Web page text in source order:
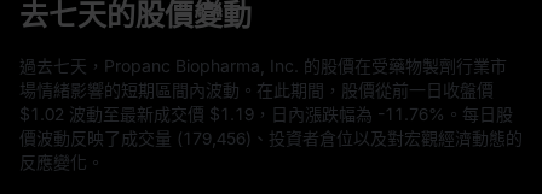
去七天的股價變動
過去七天，Propanc Biopharma, Inc. 的股價在受藥物製劑行業市
場情緒影響的短期區間內波動。在此期間，股價從前一日收盤價
$1.02 波動至最新成交價 $1.19 ，日內漲跌幅為 -11.76% 。每日股
價波動反映了成交量 (179,456)、投資者倉位以及對宏觀經濟動態的
反應變化。